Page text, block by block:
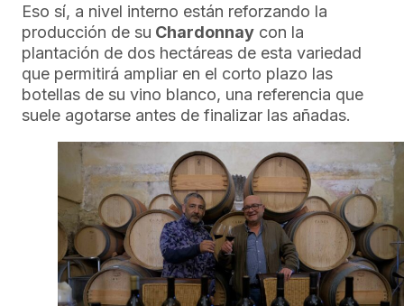
Eso sí, a nivel interno están reforzando la
producción de su Chardonnay con la
plantación de dos hectáreas de esta variedad
que permitirá ampliar en el corto plazo las
botellas de su vino blanco, una referencia que
suele agotarse antes de finalizar las añadas.